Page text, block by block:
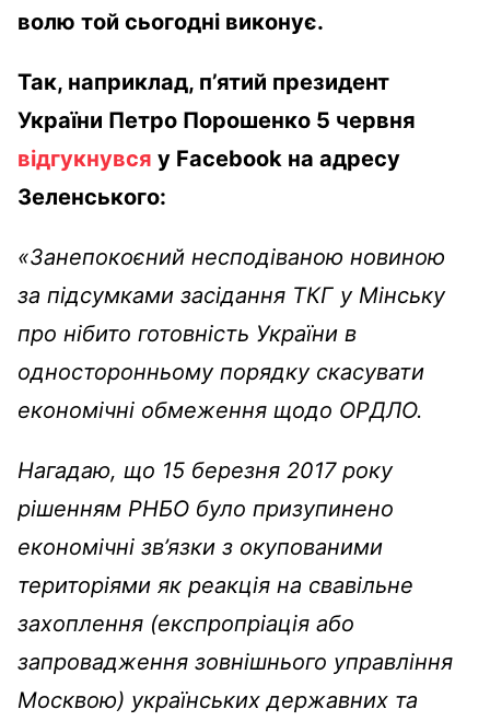
волю той сьогодні виконує.
Так, наприклад, п’ятий президент
України Петро Порошенко 5 червня
відгукнувся у Facebook на адресу
Зеленського:
«Занепокоєний несподіваною новиною
за підсумками засідання ТКГ у Мінську
про нібито готовність України в
односторонньому порядку скасувати
економічні обмеження щодо ОРДЛО.
Нагадаю, що 15 березня 2017 року
рішенням РНБО було призупинено
економічні зв’язки з окупованими
територіями як реакція на свавільне
захоплення (експропріація або
запровадження зовнішнього управління
Москвою) українських державних та